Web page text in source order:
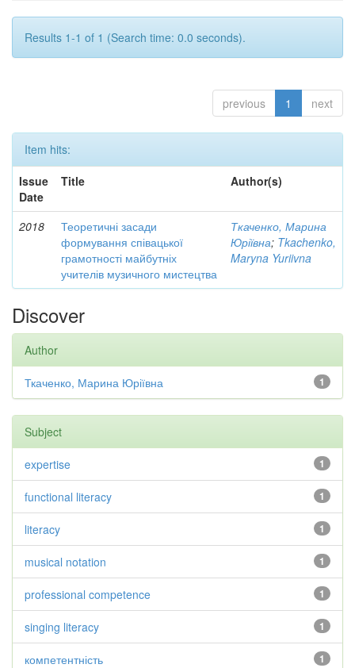
Results 1-1 of 1 (Search time: 0.0 seconds).
previous 1 next
Item hits:
Issue
Date
Title Author(s)
2018
Теоретичні засади
формування співацької
грамотності майбутніх
учителів музичного мистецтва
Ткаченко, Марина
Юріївна; Tkachenko,
Maryna Yuriivna
Discover
Author
1
Ткаченко, Марина Юріївна
Subject
1
expertise
1
functional literacy
1
literacy
1
musical notation
1
professional competence
1
singing literacy
1
компетентність